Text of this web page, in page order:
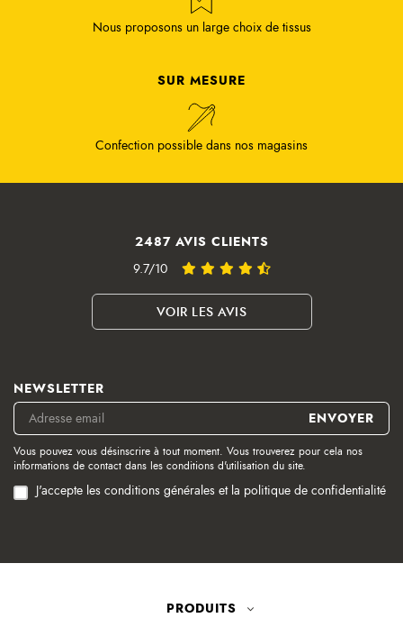
Nous proposons un large choix de tissus
SUR MESURE
Confection possible dans nos magasins
2487 AVIS CLIENTS
9.7/10
VOIR LES AVIS
NEWSLETTER
Vous pouvez vous désinscrire à tout moment. Vous trouverez pour cela nos
informations de contact dans les conditions d'utilisation du site.
J'accepte les conditions générales et la politique de confidentialité
PRODUITS